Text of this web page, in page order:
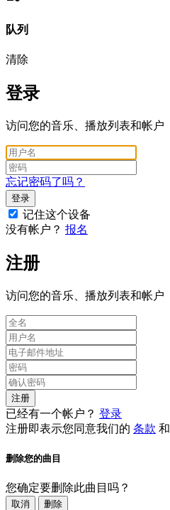
队列
清除
登录
访问您的音乐、播放列表和帐户
忘记密码了吗？
登录
记住这个设备
没有帐户？ 报名
注册
访问您的音乐、播放列表和帐户
注册
已经有一个帐户？ 登录
注册即表示您同意我们的 条款 和
删除您的曲目
您确定要删除此曲目吗？
取消 删除